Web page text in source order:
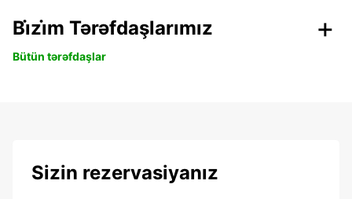
Bi̇zi̇m Tərəfdaşlarımız
Bütün tərəfdaşlar
Sizin rezervasiyanız